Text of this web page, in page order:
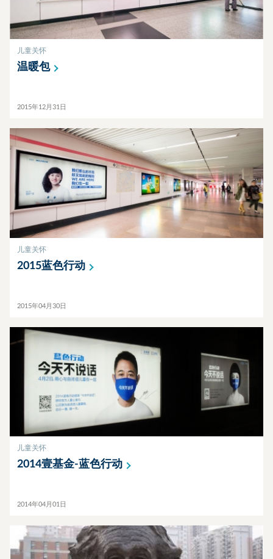
儿童关怀
温暖包
2015年12月31日
儿童关怀
2015蓝色行动
2015年04月30日
儿童关怀
2014壹基金-蓝色行动
2014年04月01日